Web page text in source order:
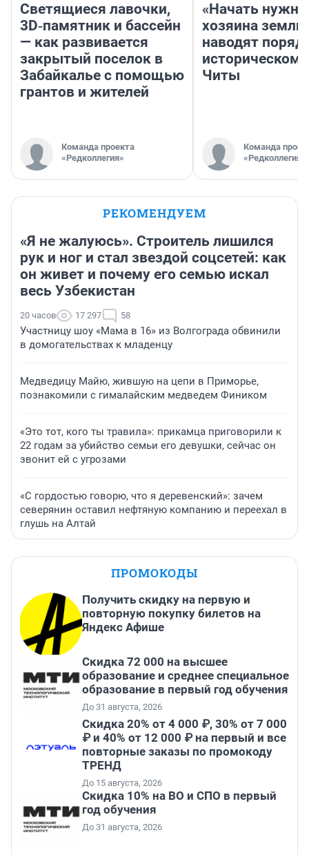
Светящиеся лавочки,
3D‑памятник и бассейн
— как развивается
закрытый поселок в
Забайкалье с помощью
грантов и жителей
Команда проекта
«Редколлегия»
«Начать нужно
хозяина
наводят
историческом
Читы
Команда
«Редколлегия»
РЕКОМЕНДУЕМ
«Я не жалуюсь». Строитель лишился
рук и ног и стал звездой соцсетей: как
он живет и почему его семью искал
весь Узбекистан
20 часов 17 297 58
Участницу шоу «Мама в 16» из Волгограда обвинили
в домогательствах к младенцу
Медведицу Майю, жившую на цепи в Приморье,
познакомили с гималайским медведем Фиником
«Это тот, кого ты травила»: прикамца приговорили к
22 годам за убийство семьи его девушки, сейчас он
звонит ей с угрозами
«С гордостью говорю, что я деревенский»: зачем
северянин оставил нефтяную компанию и переехал в
глушь на Алтай
ПРОМОКОДЫ
Получить скидку на первую и
повторную покупку билетов на
Яндекс Афише
Скидка 72 000 на высшее
образование и среднее специальное
образование в первый год обучения
До 31 августа, 2026
Скидка 20% от 4 000 ₽, 30% от 7 000
₽ и 40% от 12 000 ₽ на первый и все
повторные заказы по промокоду
ТРЕНД
До 15 августа, 2026
Скидка 10% на ВО и СПО в первый
год обучения
До 31 августа, 2026